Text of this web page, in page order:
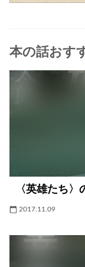
本の話おす
〈英雄たち〉
2017.11.09